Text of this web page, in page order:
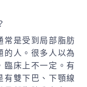
常是受到局部脂肪
的人。很多人以為
臨床上不一定。有
有雙下巴、下顎線